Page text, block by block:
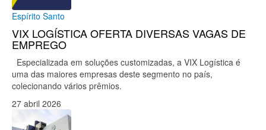
Espírito Santo
VIX LOGÍSTICA OFERTA DIVERSAS VAGAS DE
EMPREGO
Especializada em soluções customizadas, a VIX Logística é
uma das maiores empresas deste segmento no país,
colecionando vários prêmios.
27 abril 2026